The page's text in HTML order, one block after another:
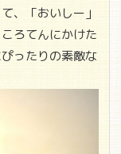
、「おいしー」
ろてんにかけた
ったりの素敵な